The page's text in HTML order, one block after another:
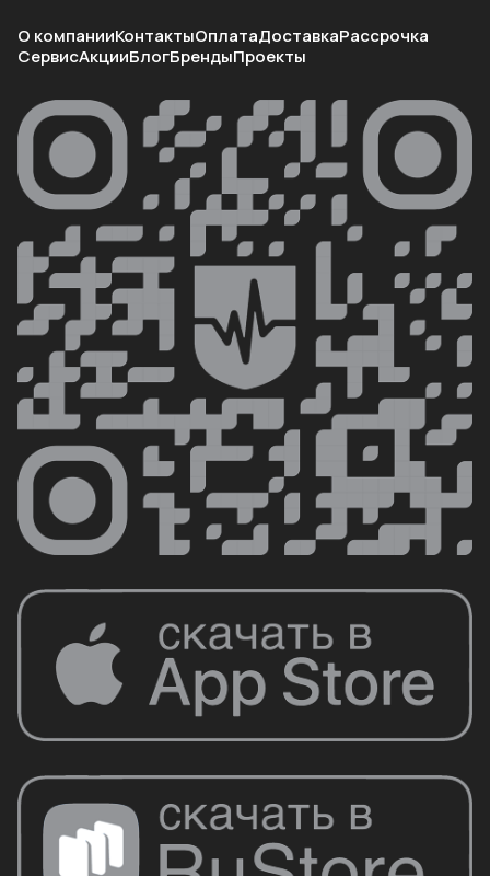
О компанииКонтактыОплатаДоставкаРассрочка
СервисАкцииБлогБрендыПроекты